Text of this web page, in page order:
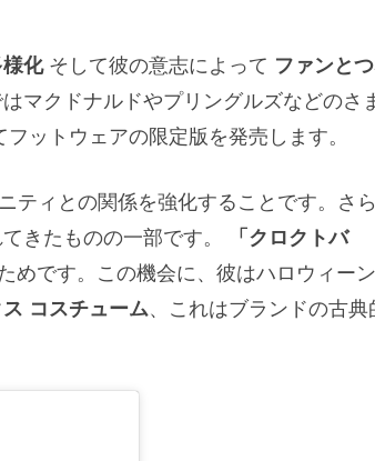
化そして彼の意志によって ファンと
マクドナルドやプリングルズなどのさ
フットウェアの限定版を発売します。
ティとの関係を強化することです。さら
きたものの一部です。
「クロクトバ
めです。この機会に、彼はハロウィー
コスチューム、これはブランドの古典